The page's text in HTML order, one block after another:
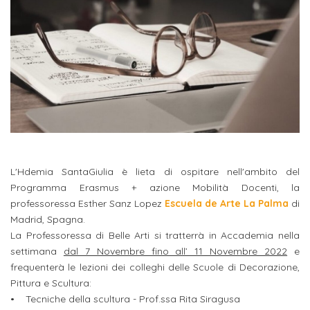
allo
studente
Internazionalizzazione
Aziende
News
Orientamento
Contatti
Autorizzazioni
Ministeriali
Nucleo
ECTS
Manualistica
Organigramma
Laboratori
e
Accademia
SantaGiulia
DIPARTIMENTI
Dipartimento
Visive
Dipartimento
di
Comunicazione
e
Didattica
dell'arte
Reclutamento
Progetti
Terza
Missione
OPPORTUNITÀ
INTERNAZIONALI
SERVIZI
ALLO
STUDIO
Inclusione
Carriera
Alias
Stage
Apprendistato
per
le
Aziende
Login
aziende
OPPORTUNITÀ
PER
GLI
Stage
ONE
Iscrizione
a
corsi
singoli
step
per
diventare
un
nostro
studente
alla
Newsletter
ISCRIVITI
IN
ACCADEMIA
Iscriversi
Gli
step
per
diventare
un
genitore
di
uno
studente
iscritto
docente
referente
d'azienda
L'Hdemia SantaGiulia è lieta di ospitare nell'ambito del
Programma Erasmus + azione Mobilità Docenti, la
professoressa Esther Sanz Lopez Escuela de Arte La Palma di
Madrid, Spagna.
La Professoressa di Belle Arti si tratterrà in Accademia nella
settimana dal 7 Novembre fino all’ 11 Novembre 2022 e
frequenterà le lezioni dei colleghi delle Scuole di Decorazione,
Pittura e Scultura:
• Tecniche della scultura - Prof.ssa Rita Siragusa